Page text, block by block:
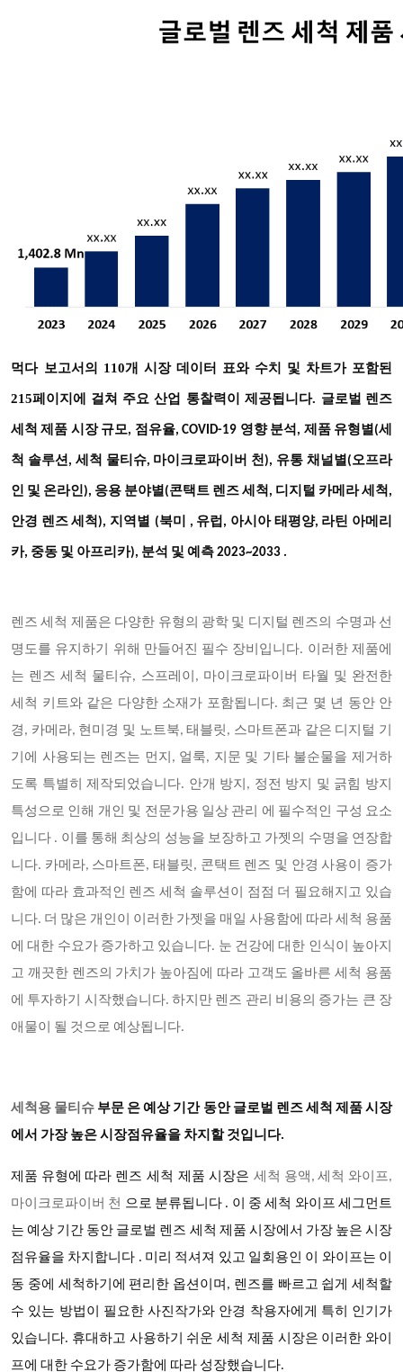
먹다 보고서의 110개 시장 데이터 표와 수치 및 차트가 포함된
215페이지에 걸쳐 주요 산업 통찰력이 제공됩니다. 글로벌 렌즈
세척 제품 시장 규모, 점유율, COVID-19 영향 분석, 제품 유형별(세
척 솔루션, 세척 물티슈, 마이크로파이버 천), 유통 채널별(오프라
인 및 온라인), 응용 분야별(콘택트 렌즈 세척, 디지털 카메라 세척,
안경 렌즈 세척), 지역별 (북미 , 유럽, 아시아 태평양, 라틴 아메리
카, 중동 및 아프리카), 분석 및 예측 2023~2033 .
렌즈 세척 제품은 다양한 유형의 광학 및 디지털 렌즈의 수명과 선
명도를 유지하기 위해 만들어진 필수 장비입니다. 이러한 제품에
는 렌즈 세척 물티슈, 스프레이, 마이크로파이버 타월 및 완전한
세척 키트와 같은 다양한 소재가 포함됩니다. 최근 몇 년 동안 안
경, 카메라, 현미경 및 노트북, 태블릿, 스마트폰과 같은 디지털 기
기에 사용되는 렌즈는 먼지, 얼룩, 지문 및 기타 불순물을 제거하
도록 특별히 제작되었습니다. 안개 방지, 정전 방지 및 긁힘 방지
특성으로 인해 개인 및 전문가용 일상 관리 에 필수적인 구성 요소
입니다 . 이를 통해 최상의 성능을 보장하고 가젯의 수명을 연장합
니다. 카메라, 스마트폰, 태블릿, 콘택트 렌즈 및 안경 사용이 증가
함에 따라 효과적인 렌즈 세척 솔루션이 점점 더 필요해지고 있습
니다. 더 많은 개인이 이러한 가젯을 매일 사용함에 따라 세척 용품
에 대한 수요가 증가하고 있습니다. 눈 건강에 대한 인식이 높아지
고 깨끗한 렌즈의 가치가 높아짐에 따라 고객도 올바른 세척 용품
에 투자하기 시작했습니다. 하지만 렌즈 관리 비용의 증가는 큰 장
애물이 될 것으로 예상됩니다.
세척용 물티슈 부문 은 예상 기간 동안 글로벌 렌즈 세척 제품 시장
에서 가장 높은 시장점유율을 차지할 것입니다.
제품 유형에 따라 렌즈 세척 제품 시장은 세척 용액, 세척 와이프,
마이크로파이버 천 으로 분류됩니다 . 이 중 세척 와이프 세그먼트
는 예상 기간 동안 글로벌 렌즈 세척 제품 시장에서 가장 높은 시장
점유율을 차지합니다 . 미리 적셔져 있고 일회용인 이 와이프는 이
동 중에 세척하기에 편리한 옵션이며, 렌즈를 빠르고 쉽게 세척할
수 있는 방법이 필요한 사진작가와 안경 착용자에게 특히 인기가
있습니다. 휴대하고 사용하기 쉬운 세척 제품 시장은 이러한 와이
프에 대한 수요가 증가함에 따라 성장했습니다.